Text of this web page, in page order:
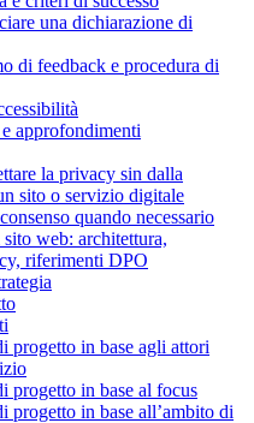
una dichiarazione di
di feedback e procedura di
approfondimenti
la privacy sin dalla
sito o servizio digitale
quando necessario
web: architettura,
riferimenti DPO
progetto in base agli attori
progetto in base al focus
progetto in base all’ambito di